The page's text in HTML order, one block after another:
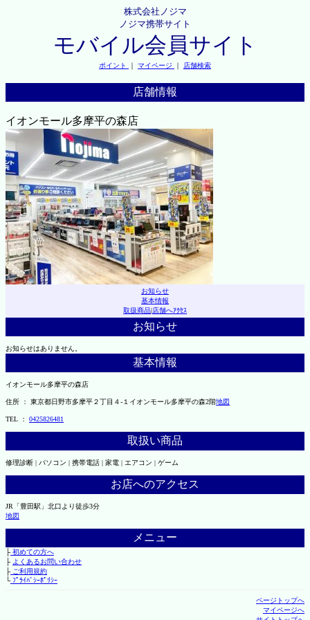
株式会社ノジマ
ノジマ携帯サイト
モバイル会員サイト
ポイント ｜ マイページ ｜ 店舗検索
店舗情報
イオンモール多摩平の森店
お知らせ
基本情報
取扱商品|店舗へｱｸｾｽ
お知らせ
お知らせはありません。
基本情報
イオンモール多摩平の森店
住所 ： 東京都日野市多摩平２丁目４-１イオンモール多摩平の森2階地図
TEL ： 0425826481
取扱い商品
修理診断 | パソコン | 携帯電話 | 家電 | エアコン | ゲーム
お店へのアクセス
JR「豊田駅」北口より徒歩3分
地図
メニュー
├初めての方へ
├ よくあるお問い合わせ
├ご利用規約
└ﾌﾟﾗｲﾊﾞｼｰﾎﾟﾘｼｰ
ページトップへ
マイページへ